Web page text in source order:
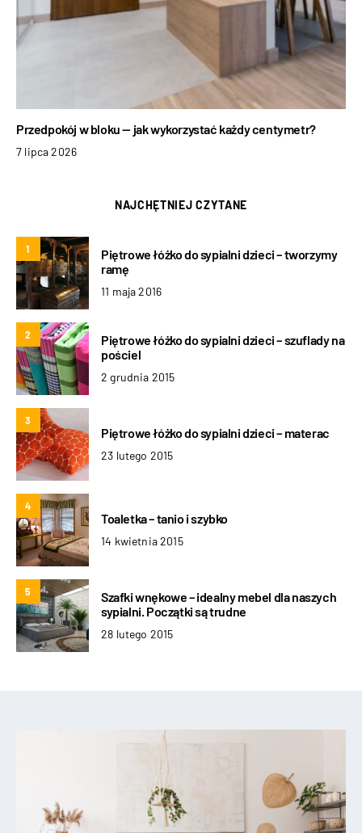
Przedpokój w bloku — jak wykorzystać każdy centymetr?
7 lipca 2026
NAJCHĘTNIEJ CZYTANE
1
Piętrowe łóżko do sypialni dzieci – tworzymy
ramę
11 maja 2016
2
Piętrowe łóżko do sypialni dzieci – szuflady na
pościel
2 grudnia 2015
3
Piętrowe łóżko do sypialni dzieci – materac
23 lutego 2015
4
Toaletka – tanio i szybko
14 kwietnia 2015
5
Szafki wnękowe – idealny mebel dla naszych
sypialni. Początki są trudne
28 lutego 2015